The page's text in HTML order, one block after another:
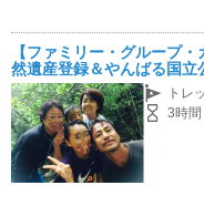
【ファミリー・グループ
然遺産登録＆やんばる国立
らやんばるおもしろリバー
トレ
3時間